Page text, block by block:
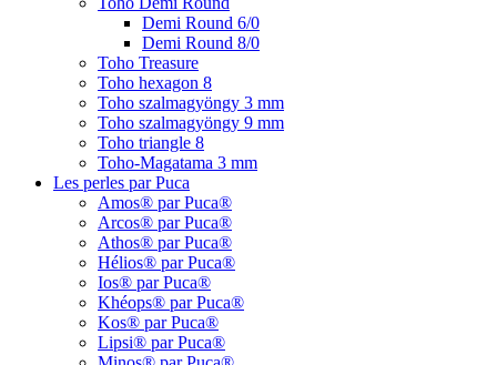
Demi Round 6/0
Demi Round 8/0
Toho Treasure
Toho hexagon 8
Toho szalmagyöngy 3 mm
Toho szalmagyöngy 9 mm
Toho triangle 8
Toho-Magatama 3 mm
Les perles par Puca
Amos® par Puca®
Arcos® par Puca®
Athos® par Puca®
Hélios® par Puca®
Ios® par Puca®
Khéops® par Puca®
Kos® par Puca®
Lipsi® par Puca®